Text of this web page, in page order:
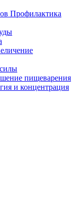
Профилактика
пищеварения
и концентрация